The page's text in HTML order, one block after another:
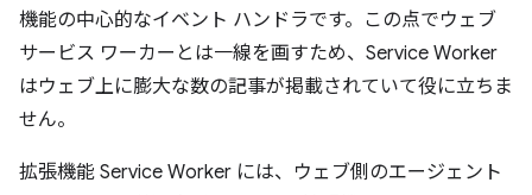
機能の中心的なイベント ハンドラです。この点でウェブ
サービス ワーカーとは一線を画すため、Service Worker
はウェブ上に膨大な数の記事が掲載されていて役に立ちま
せん。
拡張機能 Service Worker には、ウェブ側のエージェント